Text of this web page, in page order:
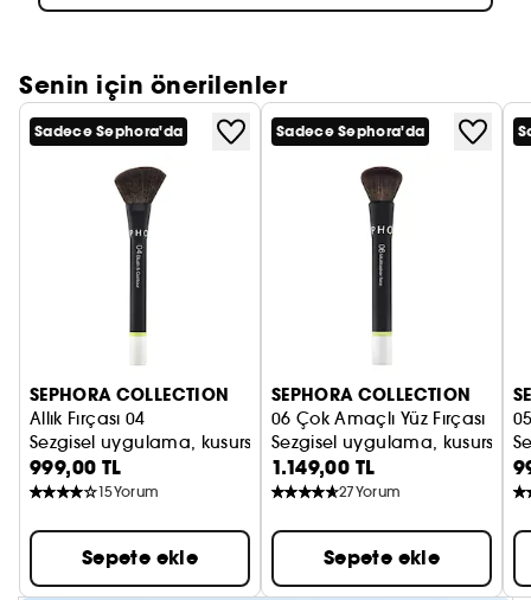
Senin için önerilenler
Sadece Sephora'da
SEPHORA COLLECTION
Allık Fırçası 04
Sezgisel uygulama, kusursuz sonuç
999,00 TL
15Yorum
Sepete ekle
Sadece Sephora'da
SEPHORA COLLECTION
06 Çok Amaçlı Yüz Fırçası
Sezgisel uygulama, kusursuz
1.149,00 TL
27Yorum
Sepete ekle